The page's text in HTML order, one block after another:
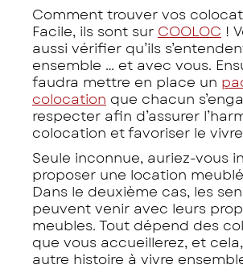
Comment trouver vos
Facile, ils sont sur COOLOC !
aussi vérifier qu’ils
ensemble … et avec vous.
faudra mettre en place un
colocation que chacun
respecter afin d’assurer
colocation et favoriser le
Seule inconnue, auriez-vous
proposer une location
Dans le deuxième cas, les
peuvent venir avec leurs
meubles. Tout dépend des
que vous accueillerez, et
autre histoire à vivre